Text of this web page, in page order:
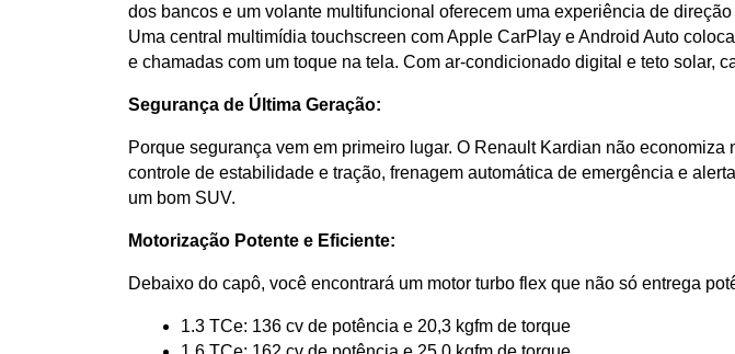
dos bancos e um volante multifuncional oferecem uma experiência de
Uma central multimídia touchscreen com Apple CarPlay e Android Auto
e chamadas com um toque na tela. Com ar-condicionado digital e teto solar,
Segurança de Última Geração:
Porque segurança vem em primeiro lugar. O Renault Kardian não
controle de estabilidade e tração, frenagem automática de emergência e
um bom SUV.
Motorização Potente e Eficiente:
Debaixo do capô, você encontrará um motor turbo flex que não só entrega
1.3 TCe: 136 cv de potência e 20,3 kgfm de torque